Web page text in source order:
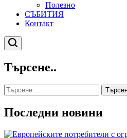
Полезно
СЪБИТИЯ
Контакт
Търсене
Търсене..
Търсене
за:
Последни новини